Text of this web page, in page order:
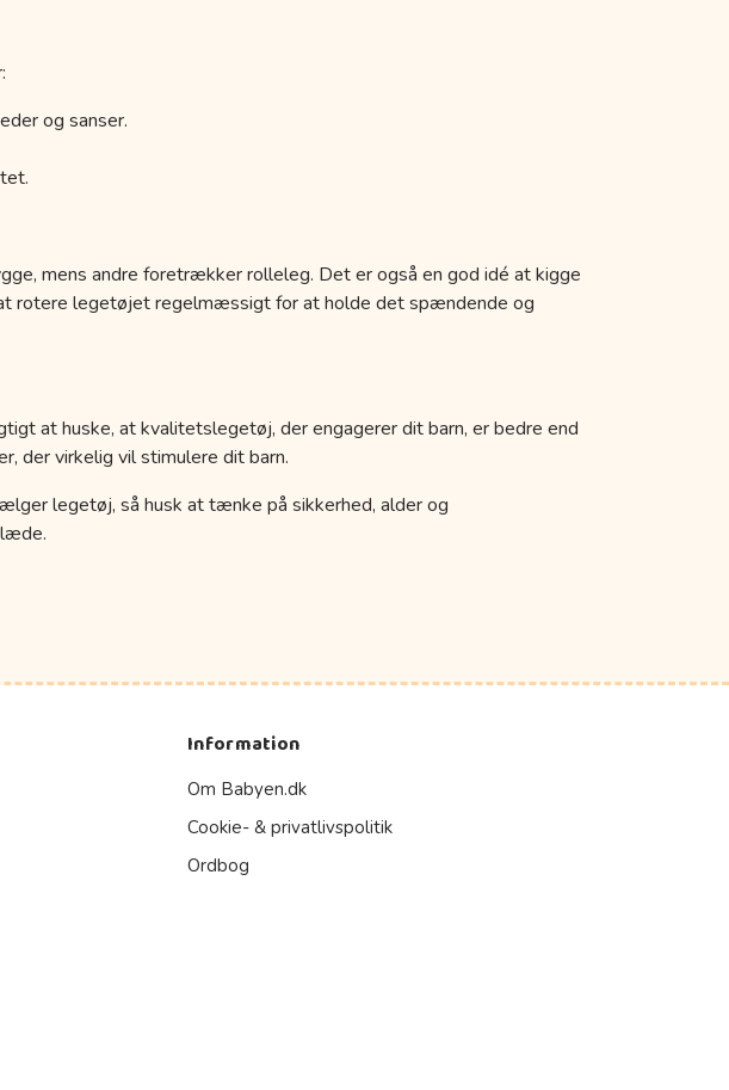
og sanser.
mens andre foretrækker rolleleg. Det er også en god idé at kigge
rotere legetøjet regelmæssigt for at holde det spændende og
at huske, at kvalitetslegetøj, der engagerer dit barn, er bedre end
der virkelig vil stimulere dit barn.
legetøj, så husk at tænke på sikkerhed, alder og
Information
Om Babyen.dk
Cookie- & privatlivspolitik
Ordbog